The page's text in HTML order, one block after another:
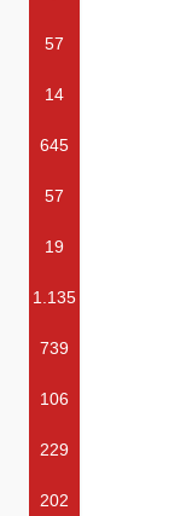
57
14
645
57
19
1.135
739
106
229
202